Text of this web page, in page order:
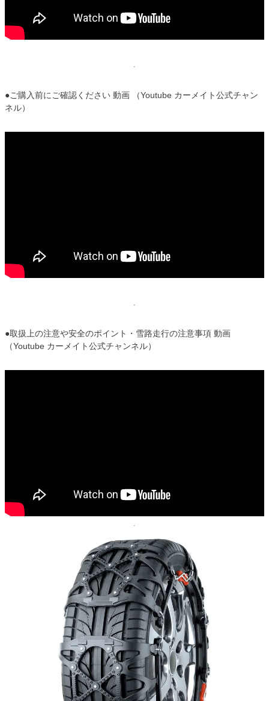
●ご購入前にご確認ください 動画 （Youtube カーメイト公式チャン
ネル）
●取扱上の注意や安全のポイント・雪路走行の注意事項 動画
（Youtube カーメイト公式チャンネル）